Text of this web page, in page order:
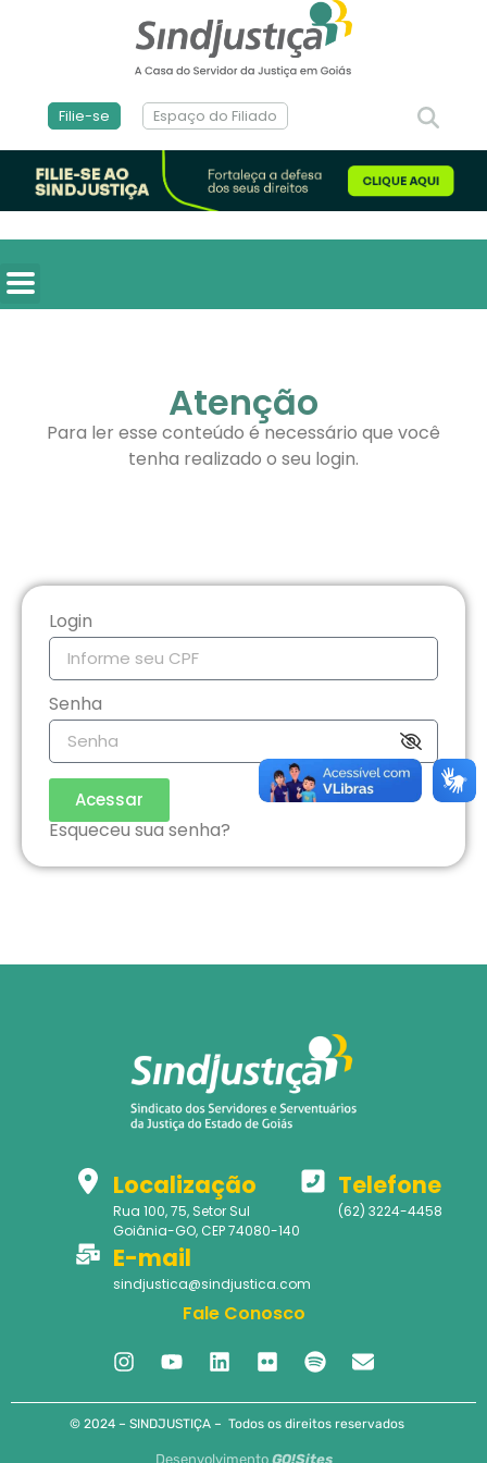
Filie-se Espaço do Filiado
Atenção
Para ler esse conteúdo é necessário que você
tenha realizado o seu login.
Login
Senha
Acessar
Esqueceu sua senha?
Localização
Rua 100, 75, Setor Sul
Goiânia-GO, CEP 74080-140
Telefone
(62) 3224-4458
E-mail
sindjustica@sindjustica.com
Fale Conosco
© 2024 – SINDJUSTIÇA – Todos os direitos reservados
Desenvolvimento GO!Sites